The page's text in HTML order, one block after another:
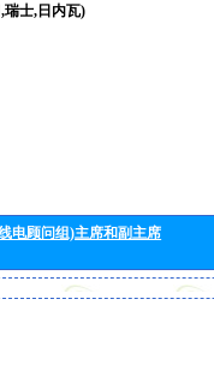
瑞士,日内瓦)
电顾问组)主席和副主席